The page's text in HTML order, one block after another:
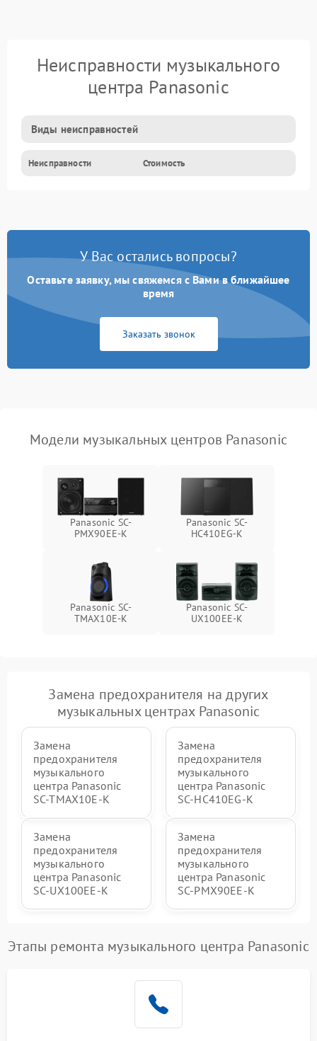
Неисправности музыкального
центра Panasonic
Виды неисправностей
Неисправности Стоимость
У Вас остались вопросы?
Оставьте заявку, мы свяжемся с Вами в ближайшее
время
Заказать звонок
Модели музыкальных центров Panasonic
Panasonic SC-
PMX90EE-K
Panasonic SC-
HC410EG-K
Panasonic SC-
TMAX10E-K
Panasonic SC-
UX100EE-K
Замена предохранителя на других
музыкальных центрах Panasonic
Замена
предохранителя
музыкального
центра Panasonic
SC-TMAX10E-K
Замена
предохранителя
музыкального
центра Panasonic
SC-HC410EG-K
Замена
предохранителя
музыкального
центра Panasonic
SC-UX100EE-K
Замена
предохранителя
музыкального
центра Panasonic
SC-PMX90EE-K
Этапы ремонта музыкального центра Panasonic